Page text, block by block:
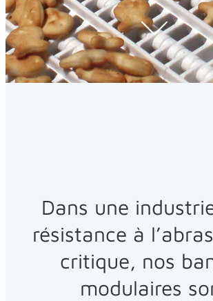
Dans une
résistance à
critique, nos
modulaires